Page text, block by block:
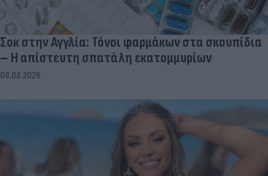
Σοκ στην Αγγλία: Τόνοι φαρμάκων στα σκουπίδια
– Η απίστευτη σπατάλη εκατομμυρίων
08.08.2026